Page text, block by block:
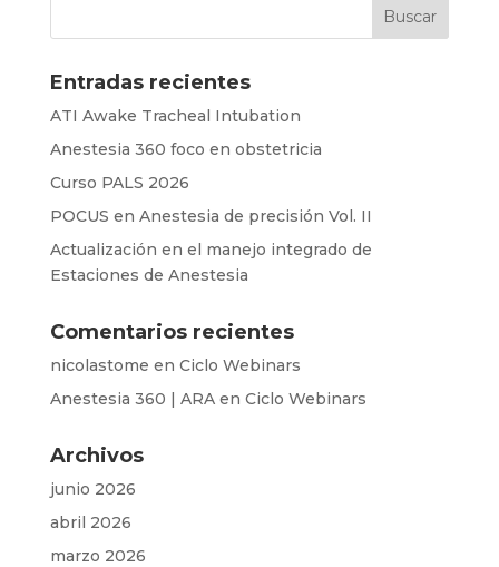
Entradas recientes
ATI Awake Tracheal Intubation
Anestesia 360 foco en obstetricia
Curso PALS 2026
POCUS en Anestesia de precisión Vol. II
Actualización en el manejo integrado de
Estaciones de Anestesia
Comentarios recientes
nicolastome en Ciclo Webinars
Anestesia 360 | ARAen Ciclo Webinars
Archivos
junio 2026
abril 2026
marzo 2026